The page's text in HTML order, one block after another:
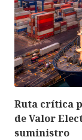
Ruta crítica
de Valor
suministro